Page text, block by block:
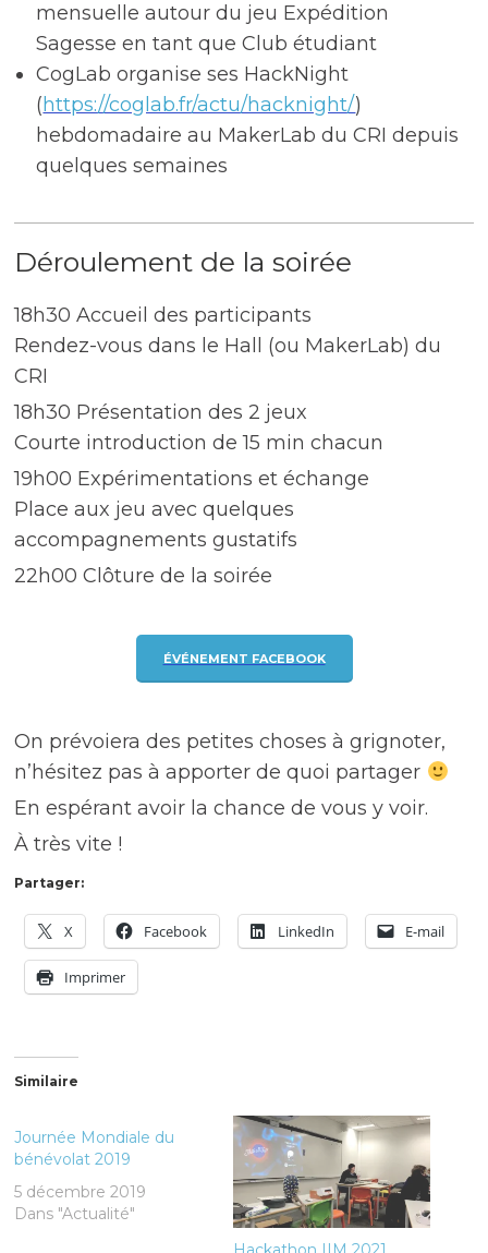
mensuelle autour du jeu Expédition
Sagesse en tant que Club étudiant
CogLab organise ses HackNight
(https://coglab.fr/actu/hacknight/)
hebdomadaire au MakerLab du CRI depuis
quelques semaines
Déroulement de la soirée
18h30 Accueil des participants
Rendez-vous dans le Hall (ou MakerLab) du
CRI
18h30 Présentation des 2 jeux
Courte introduction de 15 min chacun
19h00 Expérimentations et échange
Place aux jeu avec quelques
accompagnements gustatifs
22h00 Clôture de la soirée
ÉVÉNEMENT FACEBOOK
On prévoiera des petites choses à grignoter,
n’hésitez pas à apporter de quoi partager
En espérant avoir la chance de vous y voir.
À très vite !
Partager:
X Facebook LinkedIn E-mail
Imprimer
Similaire
Journée Mondiale du
bénévolat 2019
5 décembre 2019
Dans "Actualité"